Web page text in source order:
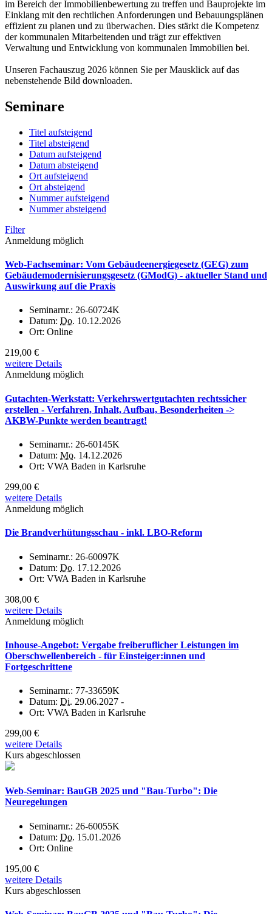
im Bereich der Immobilienbewertung zu treffen und Bauprojekte im
Einklang mit den rechtlichen Anforderungen und Bebauungsplänen
effizient zu planen und zu überwachen. Dies stärkt die Kompetenz
der kommunalen Mitarbeitenden und trägt zur effektiven
Verwaltung und Entwicklung von kommunalen Immobilien bei.
Unseren Fachauszug 2026 können Sie per Mausklick auf das
nebenstehende Bild downloaden.
Seminare
Titel aufsteigend
Titel absteigend
Datum aufsteigend
Datum absteigend
Ort aufsteigend
Ort absteigend
Nummer aufsteigend
Nummer absteigend
Filter
Anmeldung möglich
Web-Fachseminar: Vom Gebäudeenergiegesetz (GEG) zum
Gebäudemodernisierungsgesetz (GModG) - aktueller Stand und
Auswirkung auf die Praxis
Seminarnr.: 26-60724K
Datum: Do. 10.12.2026
Ort: Online
219,00 €
weitere Details
Anmeldung möglich
Gutachten-Werkstatt: Verkehrswertgutachten rechtssicher
erstellen - Verfahren, Inhalt, Aufbau, Besonderheiten ->
AKBW-Punkte werden beantragt!
Seminarnr.: 26-60145K
Datum: Mo. 14.12.2026
Ort: VWA Baden in Karlsruhe
299,00 €
weitere Details
Anmeldung möglich
Die Brandverhütungsschau - inkl. LBO-Reform
Seminarnr.: 26-60097K
Datum: Do. 17.12.2026
Ort: VWA Baden in Karlsruhe
308,00 €
weitere Details
Anmeldung möglich
Inhouse-Angebot: Vergabe freiberuflicher Leistungen im
Oberschwellenbereich - für Einsteiger:innen und
Fortgeschrittene
Seminarnr.: 77-33659K
Datum: Di. 29.06.2027 -
Ort: VWA Baden in Karlsruhe
299,00 €
weitere Details
Kurs abgeschlossen
Web-Seminar: BauGB 2025 und "Bau-Turbo": Die
Neuregelungen
Seminarnr.: 26-60055K
Datum: Do. 15.01.2026
Ort: Online
195,00 €
weitere Details
Kurs abgeschlossen